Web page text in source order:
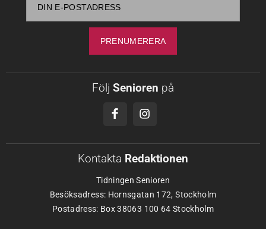
Följ Senioren på
Kontakta Redaktionen
Tidningen Senioren
Besöksadress: Hornsgatan 172, Stockholm
Postadress: Box 38063 100 64 Stockholm